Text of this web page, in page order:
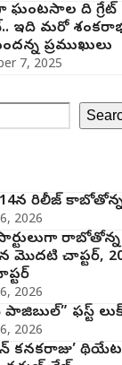
ది గ్రేట్
ఇది మరో
ప్రముఖులు
7, 2025
14న రిలీజ్
2026
రాబోతోన్న
మొదటి చాప్టర్‌,
2026
ఫస్ట్
2026
కనకరాజు’